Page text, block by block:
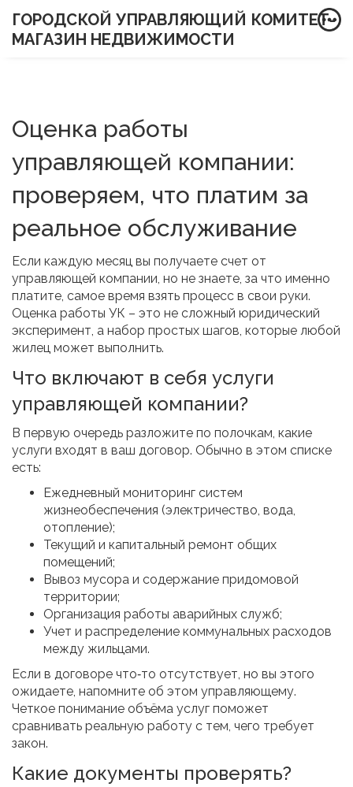
ГОРОДСКОЙ УПРАВЛЯЮЩИЙ КОМИТЕТ-
МАГАЗИН НЕДВИЖИМОСТИ
Оценка работы
управляющей компании:
проверяем, что платим за
реальное обслуживание
Если каждую месяц вы получаете счет от
управляющей компании, но не знаете, за что именно
платите, самое время взять процесс в свои руки.
Оценка работы УК – это не сложный юридический
эксперимент, а набор простых шагов, которые любой
жилец может выполнить.
Что включают в себя услуги
управляющей компании?
В первую очередь разложите по полочкам, какие
услуги входят в ваш договор. Обычно в этом списке
есть:
Ежедневный мониторинг систем
жизнеобеспечения (электричество, вода,
отопление);
Текущий и капитальный ремонт общих
помещений;
Вывоз мусора и содержание придомовой
территории;
Организация работы аварийных служб;
Учет и распределение коммунальных расходов
между жильцами.
Если в договоре что‑то отсутствует, но вы этого
ожидаете, напомните об этом управляющему.
Четкое понимание объёма услуг поможет
сравнивать реальную работу с тем, чего требует
закон.
Какие документы проверять?